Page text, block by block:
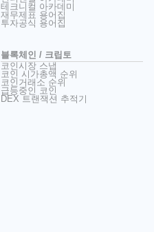
테크니컬 아카데미
재무제표 용어집
투자공식 용어집
블록체인 / 크립토
코인시장 스냅
코인 시가총액 순위
코인거래소 순위
급등중인 코인
DEX 트랜잭션 추적기